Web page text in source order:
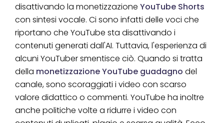
disattivando la monetizzazione YouTube Shorts
con sintesi vocale. Ci sono infatti delle voci che
riportano che YouTube sta disattivando i
contenuti generati dall'AI. Tuttavia, l'esperienza di
alcuni YouTuber smentisce ciò. Quando si tratta
della monetizzazione YouTube guadagno del
canale, sono scoraggiati i video con scarso
valore didattico o commenti. YouTube ha inoltre
anche politiche volte a ridurre i video con